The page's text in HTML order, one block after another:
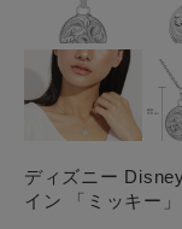
ディズニー
イン 「ミッキー